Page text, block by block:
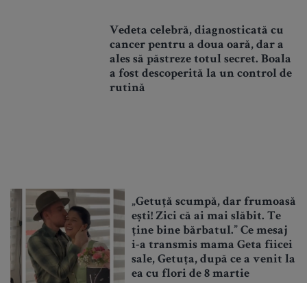
Vedeta celebră, diagnosticată cu
cancer pentru a doua oară, dar a
ales să păstreze totul secret. Boala
a fost descoperită la un control de
rutină
„Getuță scumpă, dar frumoasă
ești! Zici că ai mai slăbit. Te
ține bine bărbatul.” Ce mesaj
i-a transmis mama Geta fiicei
sale, Getuța, după ce a venit la
ea cu flori de 8 martie